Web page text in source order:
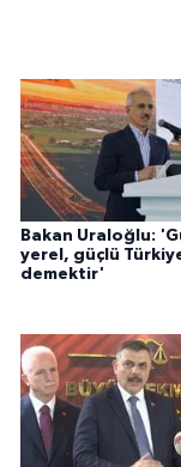
Bakan Uraloğlu:
yerel, güçlü
demektir'